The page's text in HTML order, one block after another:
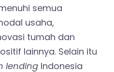
semua
usaha,
tumah dan
lainnya. Selain itu
lending Indonesia